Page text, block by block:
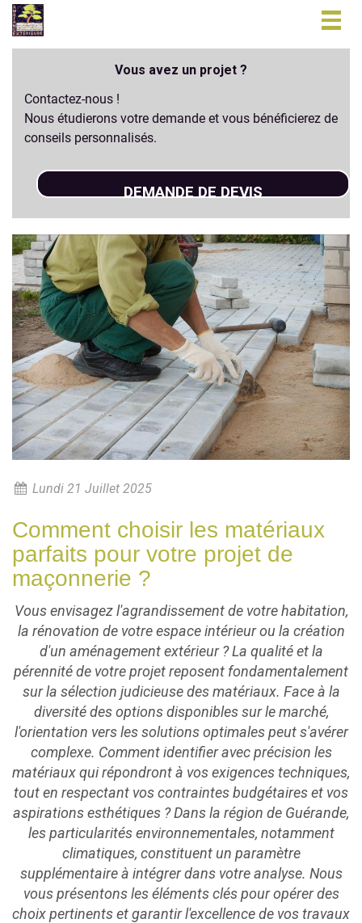
Vous avez un projet ?
Contactez-nous !
Nous étudierons votre demande et vous bénéficierez de
conseils personnalisés.
DEMANDE DE DEVIS
Lundi 21 Juillet 2025
Comment choisir les matériaux
parfaits pour votre projet de
maçonnerie ?
Vous envisagez l'agrandissement de votre habitation,
la rénovation de votre espace intérieur ou la création
d'un aménagement extérieur ? La qualité et la
pérennité de votre projet reposent fondamentalement
sur la sélection judicieuse des matériaux. Face à la
diversité des options disponibles sur le marché,
l'orientation vers les solutions optimales peut s'avérer
complexe. Comment identifier avec précision les
matériaux qui répondront à vos exigences techniques,
tout en respectant vos contraintes budgétaires et vos
aspirations esthétiques ? Dans la région de Guérande,
les particularités environnementales, notamment
climatiques, constituent un paramètre
supplémentaire à intégrer dans votre analyse. Nous
vous présentons les éléments clés pour opérer des
choix pertinents et garantir l'excellence de vos travaux